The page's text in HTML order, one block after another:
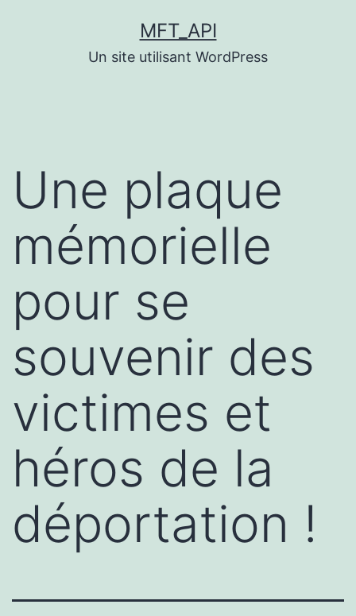
MFT_API
Un site utilisant WordPress
Une plaque
mémorielle
pour se
souvenir des
victimes et
héros de la
déportation !